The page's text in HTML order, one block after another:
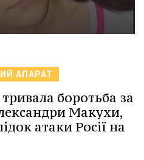
АПАРАТ
боротьба за
Макухи,
атаки Росії на